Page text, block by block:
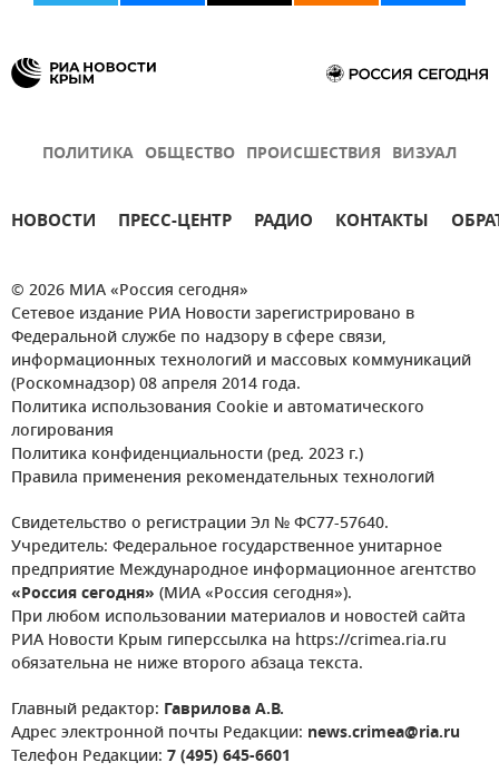
ПОЛИТИКА ОБЩЕСТВО ПРОИСШЕСТВИЯ ВИЗУАЛ
НОВОСТИ ПРЕСС-ЦЕНТР РАДИО КОНТАКТЫ
© 2026 МИА «Россия сегодня»
Сетевое издание РИА Новости зарегистрировано в
Федеральной службе по надзору в сфере связи,
информационных технологий и массовых коммуникаций
(Роскомнадзор) 08 апреля 2014 года.
Политика использования Cookie и автоматического
логирования
Политика конфиденциальности (ред. 2023 г.)
Правила применения рекомендательных технологий
Свидетельство о регистрации Эл № ФС77-57640.
Учредитель: Федеральное государственное унитарное
предприятие Международное информационное агентство
«Россия сегодня» (МИА «Россия сегодня»).
При любом использовании материалов и новостей сайта
РИА Новости Крым гиперссылка на https://crimea.ria.ru
обязательна не ниже второго абзаца текста.
Главный редактор: Гаврилова А.В.
Адрес электронной почты Редакции: news.crimea@ria.ru
Телефон Редакции: 7 (495) 645-6601